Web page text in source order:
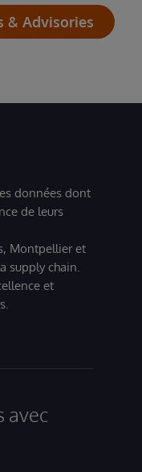
& Advisories
données dont
de leurs
Montpellier et
supply chain.
et
avec